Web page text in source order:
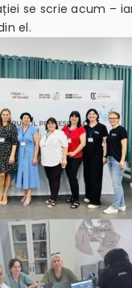
se scrie acum –
el.